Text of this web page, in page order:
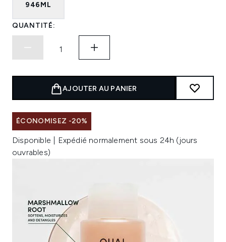
946ML
QUANTITÉ:
AJOUTER AU PANIER
ÉCONOMISEZ -20%
Disponible | Expédié normalement sous 24h (jours
ouvrables)